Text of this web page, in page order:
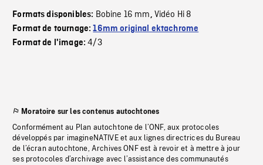
Formats disponibles: Bobine 16 mm, Vidéo Hi 8
Format de tournage:16mm original ektachrome
Format de l'image:4/3
Moratoire sur les contenus autochtones
Conformément au Plan autochtone de l’ONF, aux protocoles
développés par imagineNATIVE et aux lignes directrices du Bureau
de l’écran autochtone, Archives ONF est à revoir et à mettre à jour
ses protocoles d’archivage avec l’assistance des communautés